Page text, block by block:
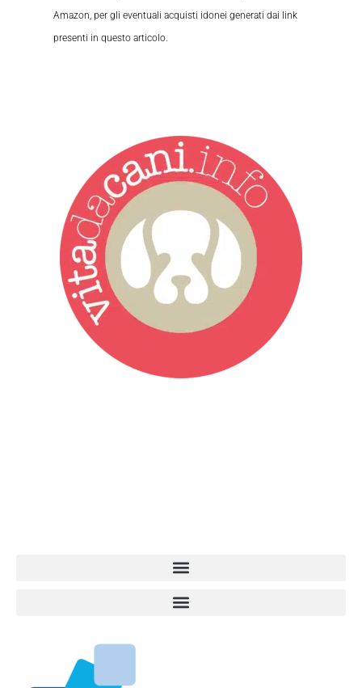
Amazon, per gli eventuali acquisti idonei generati dai link
presenti in questo articolo.